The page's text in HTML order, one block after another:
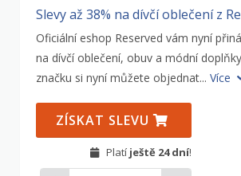
Slevy až 38% na dívčí oblečení z
Oficiální eshop Reserved vám nyní
na dívčí oblečení, obuv a módní
značku si nyní můžete objednat... Více
ZÍSKAT SLEVU
Platí ještě 24 dní!